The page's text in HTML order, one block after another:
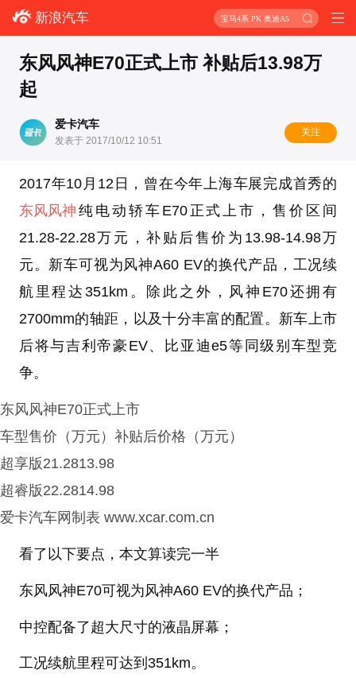
新浪汽车 宝马4系 PK 奥迪A5
东风风神E70正式上市 补贴后13.98万
起
爱卡汽车
发表于 2017/10/12 10:51
关注
2017年10月12日，曾在今年上海车展完成首秀的
东风风神 纯电动轿车E70正式上市，售价区间
21.28-22.28万元，补贴后售价为13.98-14.98万
元。新车可视为风神A60 EV的换代产品，工况续
航里程达351km。除此之外，风神E70还拥有
2700mm的轴距，以及十分丰富的配置。新车上市
后将与吉利帝豪EV、比亚迪e5等同级别车型竞
争。
东风风神E70正式上市
车型售价（万元）补贴后价格（万元）
超享版21.2813.98
超睿版22.2814.98
爱卡汽车网制表 www.xcar.com.cn
看了以下要点，本文算读完一半
东风风神E70可视为风神A60 EV的换代产品；
中控配备了超大尺寸的液晶屏幕；
工况续航里程可达到351km。